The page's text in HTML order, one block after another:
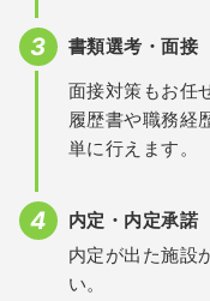
書類選考・面接
面接対策もお任
履歴書や職務経
単に行えます。
内定・内定承諾
内定が出た施設
い。